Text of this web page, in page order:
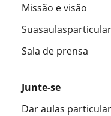
Missão e visão
Sala de prensa
Junte-se
Dar aulas